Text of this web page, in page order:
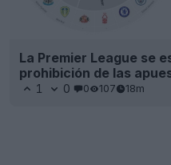
La Premier League se
prohibición de las
1 0 0 107 18m